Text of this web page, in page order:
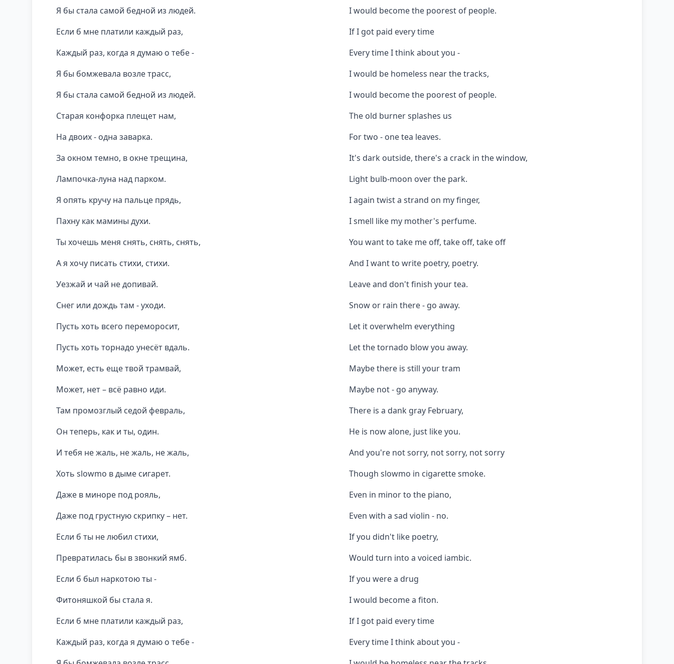
Я бы стала самой бедной из людей.
Если б мне платили каждый раз,
Каждый раз, когда я думаю о тебе -
Я бы бомжевала возле трасс,
Я бы стала самой бедной из людей.
Старая конфорка плещет нам,
На двоих - одна заварка.
За окном темно, в окне трещина,
Лампочка-луна над парком.
Я опять кручу на пальце прядь,
Пахну как мамины духи.
Ты хочешь меня снять, снять, снять,
А я хочу писать стихи, стихи.
Уезжай и чай не допивай.
Снег или дождь там - уходи.
Пусть хоть всего переморосит,
Пусть хоть торнадо унесёт вдаль.
Может, есть еще твой трамвай,
Может, нет – всё равно иди.
Там промозглый седой февраль,
Он теперь, как и ты, один.
И тебя не жаль, не жаль, не жаль,
Хоть slowmo в дыме сигарет.
Даже в миноре под рояль,
Даже под грустную скрипку – нет.
Если б ты не любил стихи,
Превратилась бы в звонкий ямб.
Если б был наркотою ты -
Фитоняшкой бы стала я.
Если б мне платили каждый раз,
Каждый раз, когда я думаю о тебе -
I would become the poorest of people.
If I got paid every time
Every time I think about you -
I would be homeless near the tracks,
I would become the poorest of people.
The old burner splashes us
For two - one tea leaves.
It's dark outside, there's a crack in the window,
Light bulb-moon over the park.
I again twist a strand on my finger,
I smell like my mother's perfume.
You want to take me off, take off, take off
And I want to write poetry, poetry.
Leave and don't finish your tea.
Snow or rain there - go away.
Let it overwhelm everything
Let the tornado blow you away.
Maybe there is still your tram
Maybe not - go anyway.
There is a dank gray February,
He is now alone, just like you.
And you're not sorry, not sorry, not sorry
Though slowmo in cigarette smoke.
Even in minor to the piano,
Even with a sad violin - no.
If you didn't like poetry,
Would turn into a voiced iambic.
If you were a drug
I would become a fiton.
If I got paid every time
Every time I think about you -